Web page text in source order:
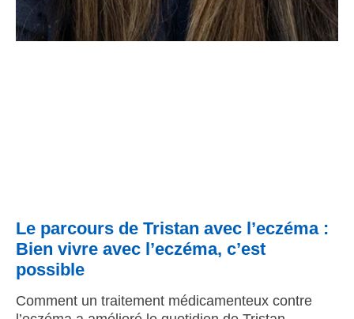
Le parcours de Tristan avec l’eczéma :
Bien vivre avec l’eczéma, c’est
possible
Comment un traitement médicamenteux contre